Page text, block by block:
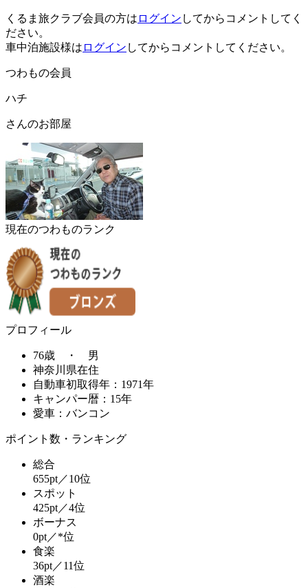
くるま旅クラブ会員の方は ログイン してからコメントしてく
ださい。
車中泊施設様は ログイン してからコメントしてください。
つわもの会員
ハチ
さんのお部屋
現在のつわものランク
プロフィール
76歳 ・ 男
神奈川県在住
自動車初取得年：1971年
キャンパー暦：15年
愛車：バンコン
ポイント数・ランキング
総合
655pt／10位
スポット
425pt／4位
ボーナス
0pt／*位
食楽
36pt／11位
酒楽